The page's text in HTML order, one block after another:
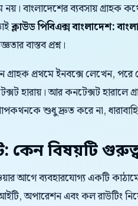
নয়। বাংলাদেশের ব্যবসায়
ক্লাউড পিবিএক্স বাংলাদেশ:
বাস্তব প্রশ্ন।
প্রথমে ইনবক্সে লেখেন, পরে
হারায়। আর কনটেক্সট
শুধু দ্রুত করে না,
কেন বিষয়টি
আগে ব্যবহারযোগ্য একটি
অপারেশন এবং কল রাউটিং